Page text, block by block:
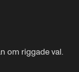
om riggade val.